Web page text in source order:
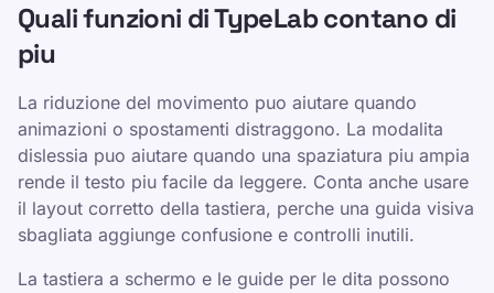
Quali funzioni di TypeLab contano di
piu
La riduzione del movimento puo aiutare quando
animazioni o spostamenti distraggono. La modalita
dislessia puo aiutare quando una spaziatura piu ampia
rende il testo piu facile da leggere. Conta anche usare
il layout corretto della tastiera, perche una guida visiva
sbagliata aggiunge confusione e controlli inutili.
La tastiera a schermo e le guide per le dita possono